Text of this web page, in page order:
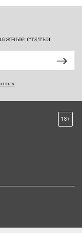
статьи
18+